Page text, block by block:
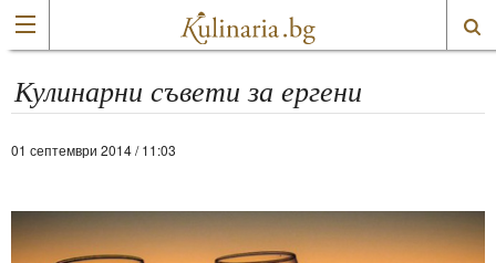
Кулинарни съвети за ергени
01 септември 2014 / 11:03